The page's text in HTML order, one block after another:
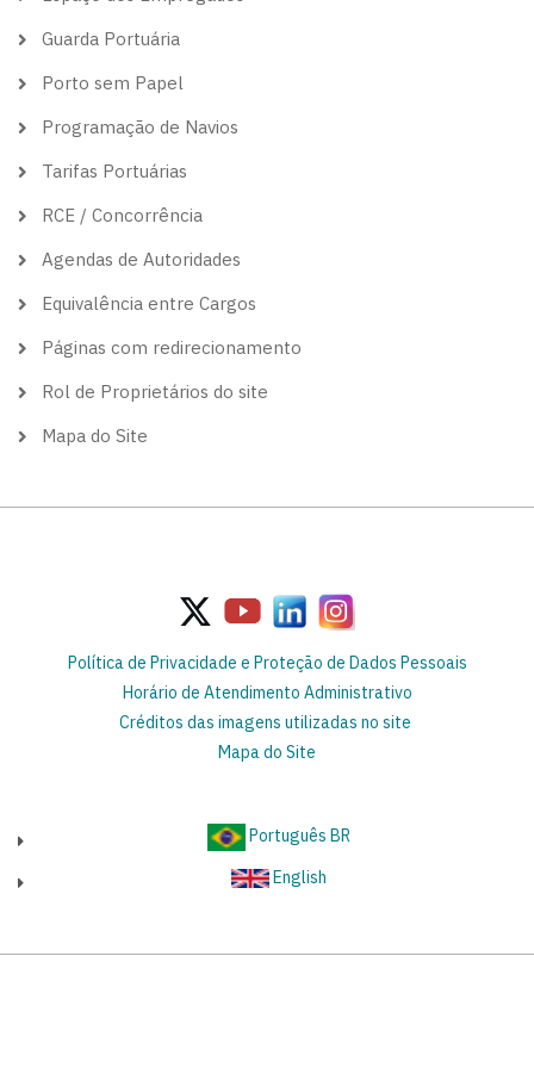
Guarda Portuária
Porto sem Papel
Programação de Navios
Tarifas Portuárias
RCE / Concorrência
Agendas de Autoridades
Equivalência entre Cargos
Páginas com redirecionamento
Rol de Proprietários do site
Mapa do Site
Política de Privacidade e Proteção de Dados Pessoais
Horário de Atendimento Administrativo
Créditos das imagens utilizadas no site
Mapa do Site
Português BR
English